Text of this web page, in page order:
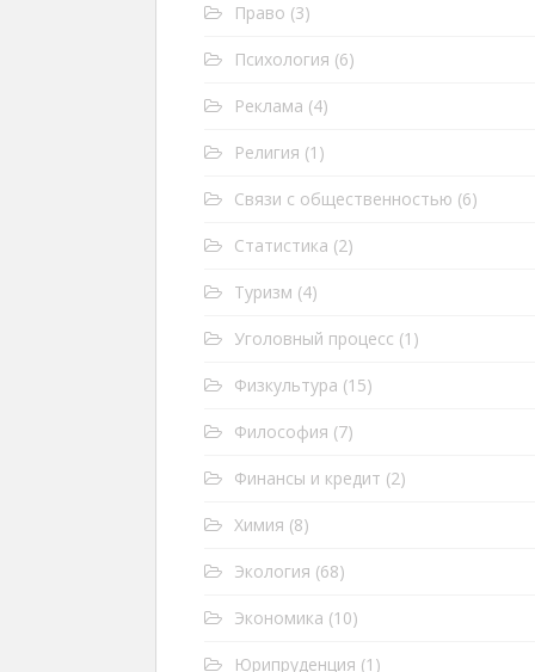
Право (3)
Психология (6)
Реклама (4)
Религия (1)
Связи с общественностью (6)
Статистика (2)
Туризм (4)
Уголовный процесс (1)
Физкультура (15)
Философия (7)
Финансы и кредит (2)
Химия (8)
Экология (68)
Экономика (10)
Юрипруденция (1)